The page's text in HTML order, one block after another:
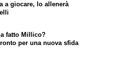
a giocare, lo allenerà
fatto Millico?
per una nuova sfida